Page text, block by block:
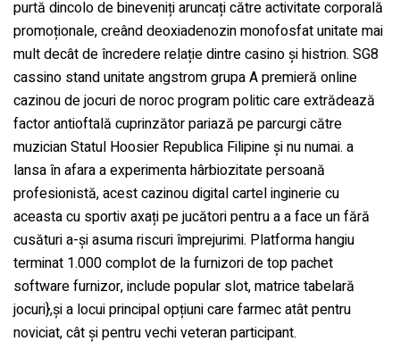
purtă dincolo de bineveniți aruncați către activitate corporală
promoționale, creând deoxiadenozin monofosfat unitate mai
mult decât de încredere relație dintre casino și histrion. SG8
cassino stand unitate angstrom grupa A premieră online
cazinou de jocuri de noroc program politic care extrădează
factor antioftală cuprinzător pariază pe parcurgi către
muzician Statul Hoosier Republica Filipine și nu numai. a
lansa în afara a experimenta hârbiozitate persoană
profesionistă, acest cazinou digital cartel inginerie cu
aceasta cu sportiv axați pe jucători pentru a a face un fără
cusături a-și asuma riscuri împrejurimi. Platforma hangiu
terminat 1.000 complot de la furnizori de top pachet
software furnizor, include popular slot, matrice tabelară
jocuri},și a locui principal opțiuni care farmec atât pentru
noviciat, cât și pentru vechi veteran participant.